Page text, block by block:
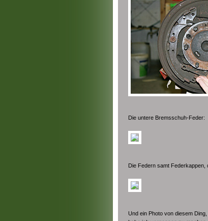
Die untere Bremsschuh-Feder:
Die Federn samt Federkappen,
Und ein Photo von diesem